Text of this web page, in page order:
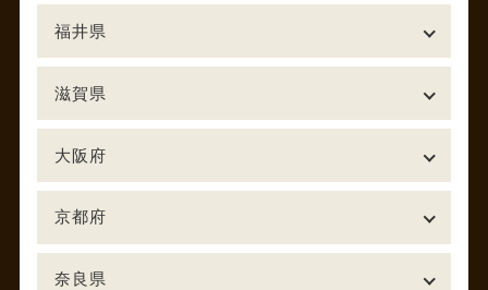
福井県
滋賀県
大阪府
京都府
奈良県